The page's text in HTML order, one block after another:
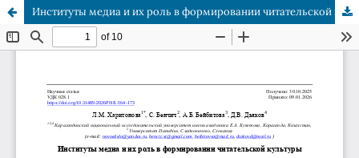
Институты медиа и их роль в формировании читательской культуры